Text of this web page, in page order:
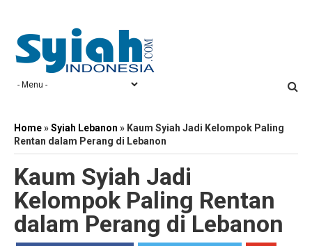
Home»Syiah Lebanon » Kaum Syiah Jadi Kelompok Paling
Rentan dalam Perang di Lebanon
Kaum Syiah Jadi
Kelompok Paling Rentan
dalam Perang di Lebanon